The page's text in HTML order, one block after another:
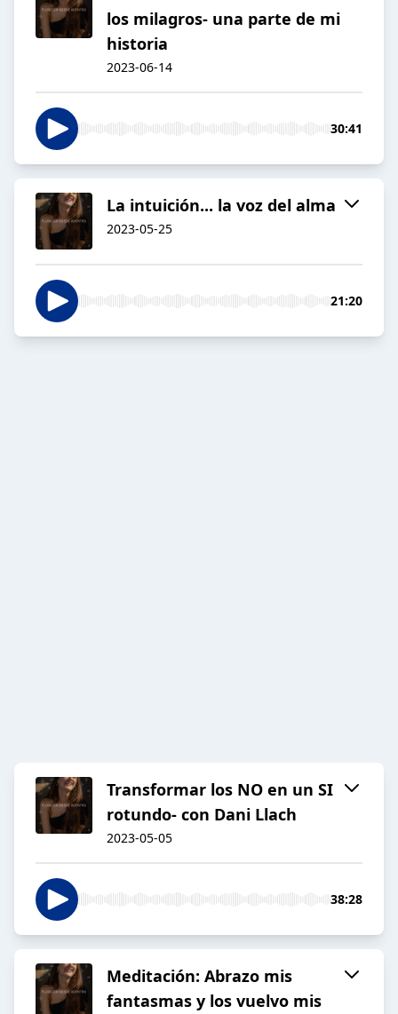
los milagros- una parte de mi
historia
2023-06-14
30:41
La intuición... la voz del alma
2023-05-25
21:20
Transformar los NO en un SI
rotundo- con Dani Llach
2023-05-05
38:28
Meditación: Abrazo mis
fantasmas y los vuelvo mis